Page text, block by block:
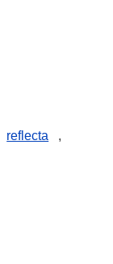
reflecta ,